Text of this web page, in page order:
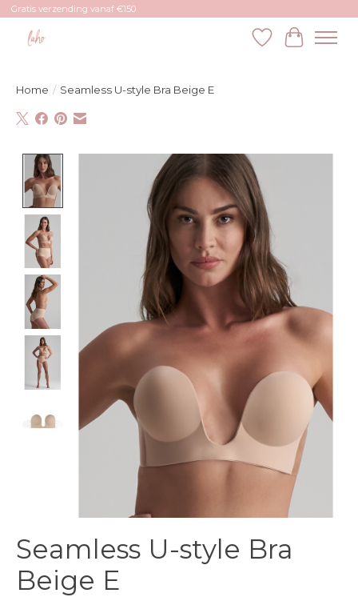
Gratis verzending vanaf €150
Verlanglijst
Home / Seamless U-style Bra Beige E
Product image slideshow Items
Seamless U-style Bra
Beige E